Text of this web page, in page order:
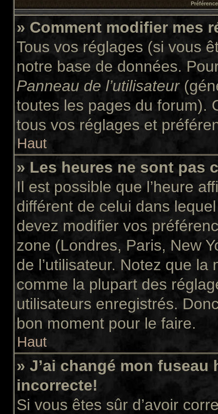
» Comment modifier mes
Tous vos réglages (si vous
notre base de données.
Panneau de l’utilisateur
toutes les pages du forum).
tous vos réglages et
Haut
» Les heures ne sont pas
Il est possible que l’heure
différent de celui dans
devez modifier vos
zone (Londres, Paris, New
de l’utilisateur. Notez que
comme la plupart des
utilisateurs enregistrés.
bon moment pour le faire.
Haut
» J’ai changé mon fuseau
incorrecte!
Si vous êtes sûr d’avoir